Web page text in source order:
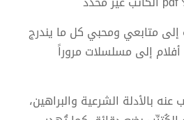
إلى متابعي ومحبي كل ما يندرج
إلى مسلسلات مروراً
بالأدلة الشرعية والبراهين،